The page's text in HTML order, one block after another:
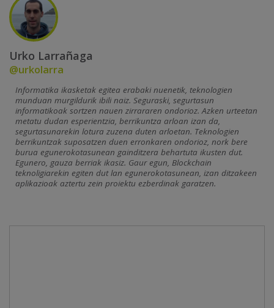
Urko Larrañaga
@urkolarra
Informatika ikasketak egitea erabaki nuenetik, teknologien
munduan murgildurik ibili naiz. Seguraski, segurtasun
informatikoak sortzen nauen zirrararen ondorioz. Azken urteetan
metatu dudan esperientzia, berrikuntza arloan izan da,
segurtasunarekin lotura zuzena duten arloetan. Teknologien
berrikuntzak suposatzen duen erronkaren ondorioz, nork bere
burua egunerokotasunean gainditzera behartuta ikusten dut.
Egunero, gauza berriak ikasiz. Gaur egun, Blockchain
teknoligiarekin egiten dut lan egunerokotasunean, izan ditzakeen
aplikazioak aztertu zein proiektu ezberdinak garatzen.